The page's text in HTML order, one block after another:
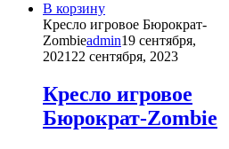
В корзину
Кресло игровое Бюрократ-
Zombieadmin19 сентября,
2021 22 сентября, 2023
Кресло игровое
Бюрократ-Zombie